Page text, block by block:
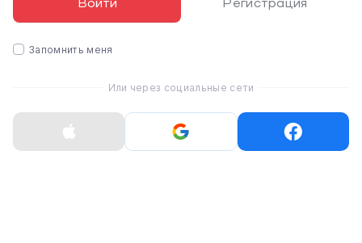
Максимальная производительность для
В Galaxy S26 Ultra установлен новейший и самый
оптимизированный специально для смартфонов Galaxy.
обеспечивает комфортную работу даже в режиме
многозадачности.
Запомнить меня
Или через социальные сети